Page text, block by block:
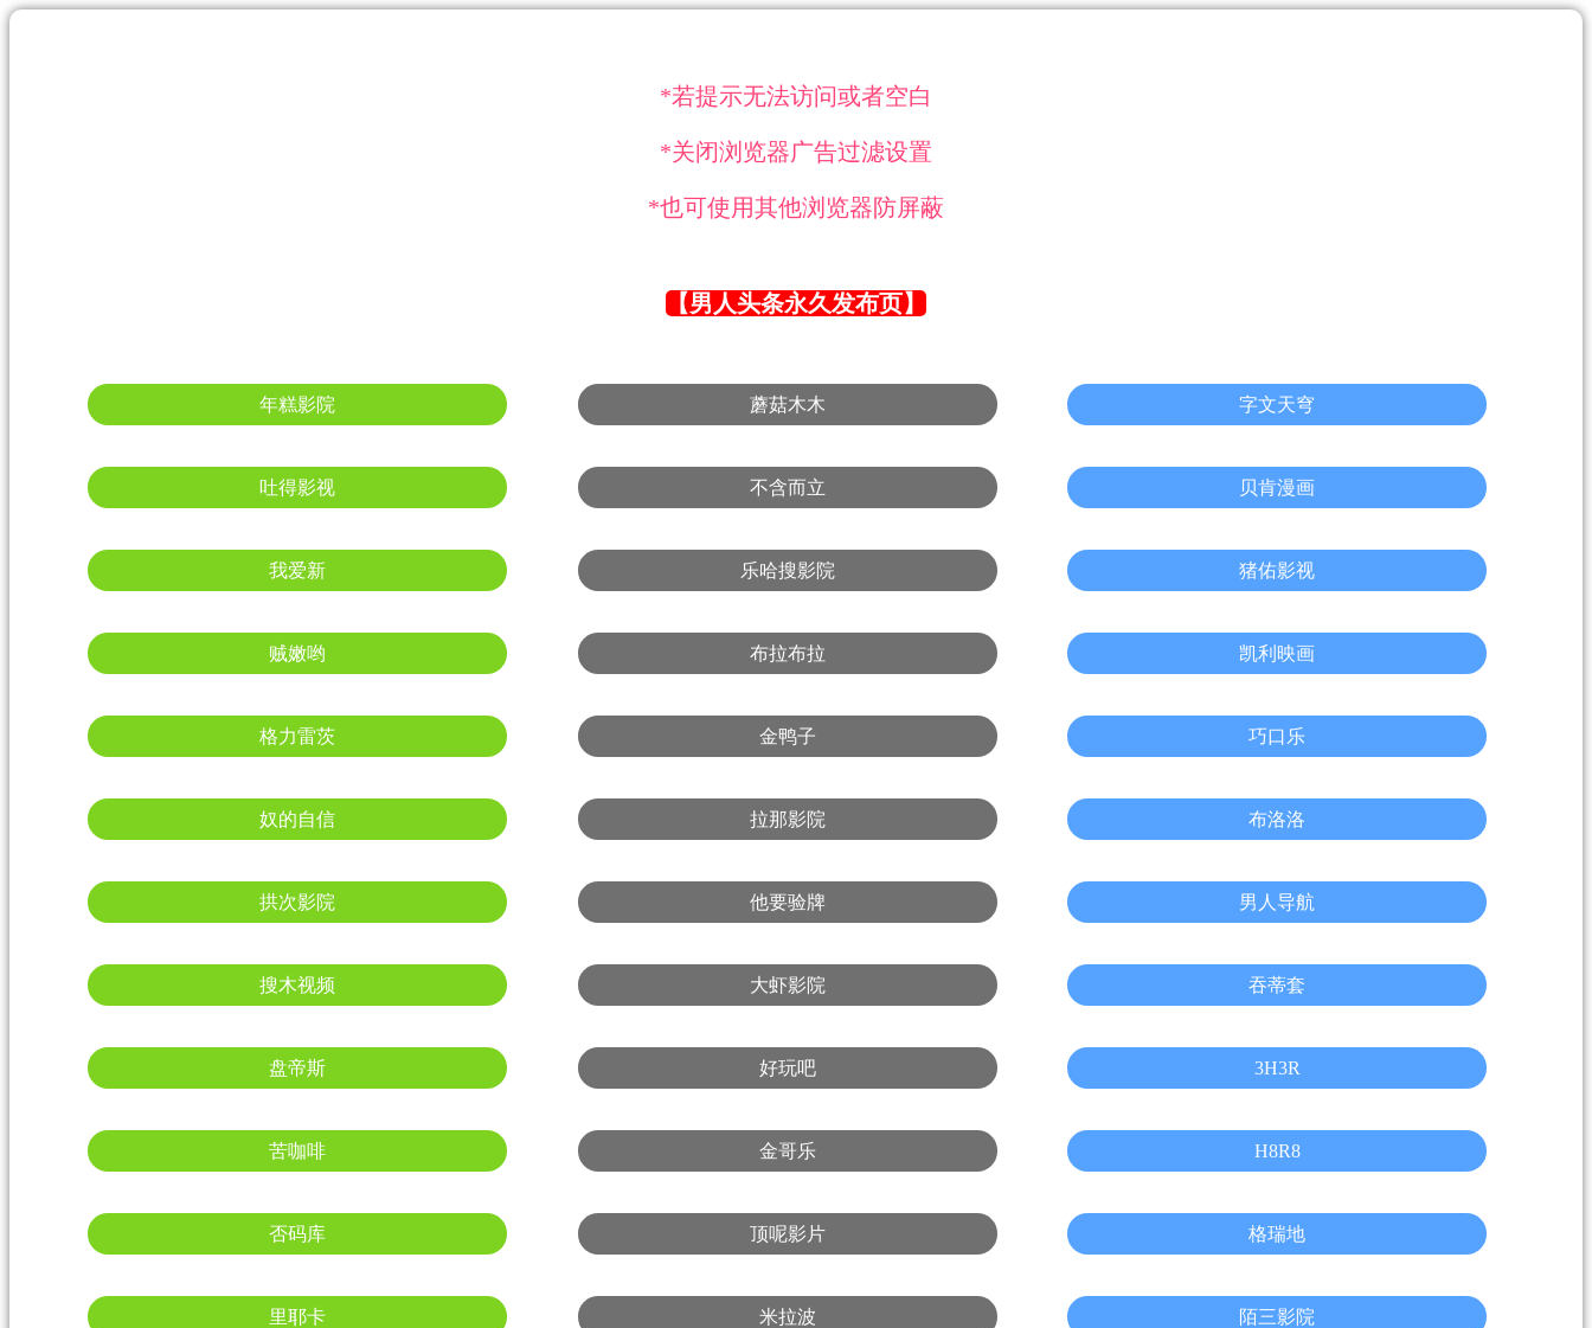
*若提示无法访问或者空白
*关闭浏览器广告过滤设置
*也可使用其他浏览器防屏蔽
【男人头条永久发布页】
年糕影院 蘑菇木木 字文天穹
吐得影视 不含而立 贝肯漫画
我爱新 乐哈搜影院 猪佑影视
贼嫩哟 布拉布拉 凯利映画
格力雷茨 金鸭子 巧口乐
奴的自信 拉那影院 布洛洛
拱次影院 他要验牌 男人导航
搜木视频 大虾影院 吞蒂套
盘帝斯 好玩吧 3H3R
苦咖啡 金哥乐 H8R8
否码库 顶呢影片 格瑞地
里耶卡 米拉波 陌三影院